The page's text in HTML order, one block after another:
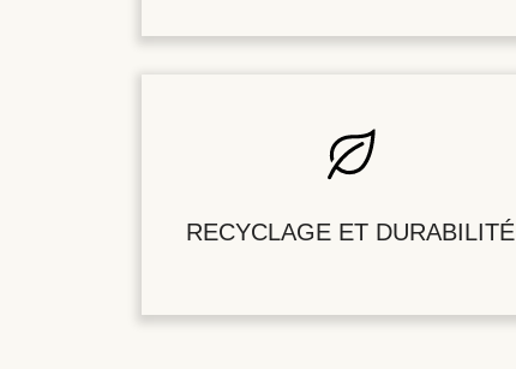
RECYCLAGE ET DURABILITÉ